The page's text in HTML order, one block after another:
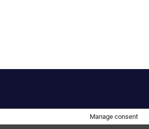
Manage consent